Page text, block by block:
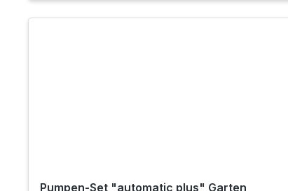
Pumpen-Set "automatic plus" Garten